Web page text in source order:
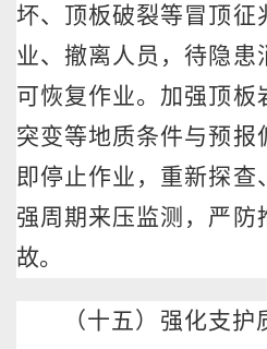
坏、顶板破裂等冒顶征
业、撤离人员，待隐患
可恢复作业。加强顶板
突变等地质条件与预报
即停止作业，重新探查
强周期来压监测，严防
故。
（十五）强化支